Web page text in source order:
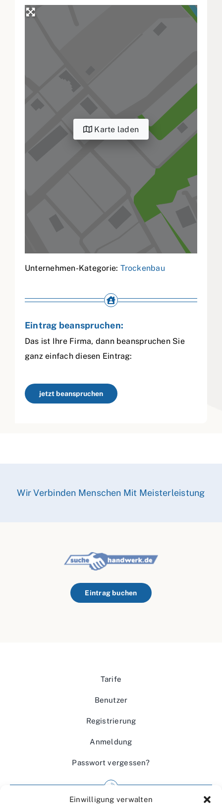
Einwilligung verwalten
Karte laden
Unternehmen-Kategorie: Trockenbau
Eintrag beanspruchen:
Das ist Ihre Firma, dann beanspruchen Sie
ganz einfach diesen Eintrag:
jetzt beanspruchen
Wir Verbinden Menschen Mit Meisterleistung
Eintrag buchen
Tarife
Benutzer
Registrierung
Anmeldung
Passwort vergessen?